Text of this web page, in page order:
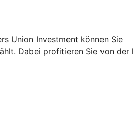
Union Investment können Sie
Dabei profitieren Sie von der